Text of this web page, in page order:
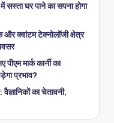
घर पाने का सपना होगा
क्वांटम टेक्नोलॉजी क्षेत्र
मार्क कार्नी का
प्रभाव?
का चेतावनी,